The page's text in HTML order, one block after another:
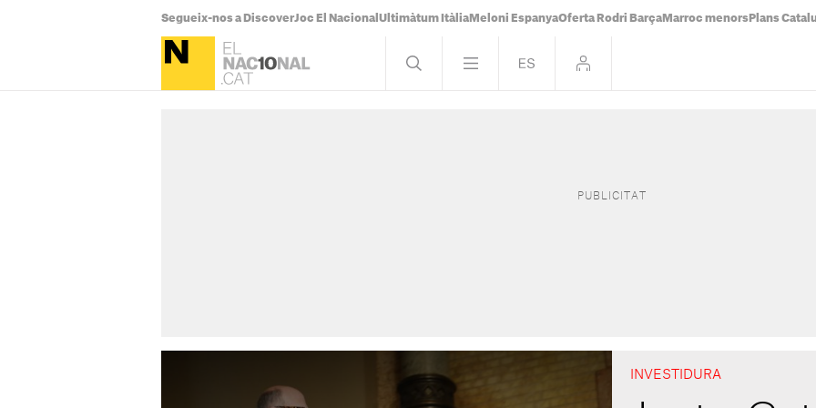
Segueix-nos a DiscoverJoc El Nacional Ultimàtum Itàlia Meloni EspanyaOferta Rodri Barça Marroc menors Plans
INVESTIDURA